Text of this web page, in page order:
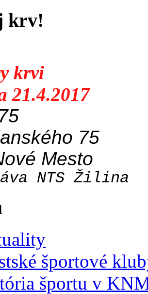
krv!
krvi
21.4.2017
75
Mesto
NTS Žilina
športové
športu v